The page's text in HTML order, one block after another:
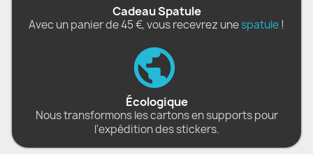
Cadeau Spatule
Avec un panier de 45 €, vous recevrez unespatule !
Écologique
Nous transformons les cartons en supports pour
l'expédition des stickers.